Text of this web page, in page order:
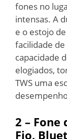
fones no
intensas. A
e o estojo
facilidade de
capacidade
elogiados,
TWS uma
2 – Fone
Fio,